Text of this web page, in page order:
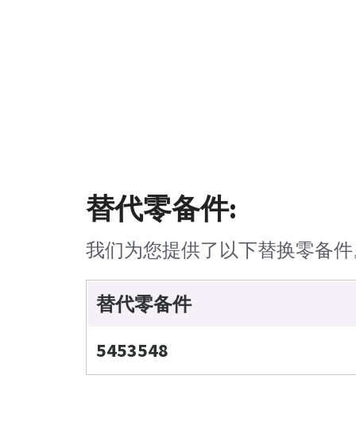
替代零备件:
我们为您提供了以下替换零备
替代零备件
5453548